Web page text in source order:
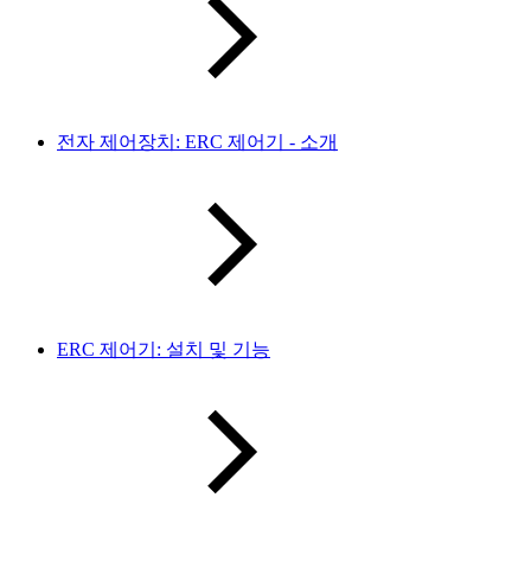
전자 제어장치: ERC 제어기 - 소개
ERC 제어기: 설치 및 기능